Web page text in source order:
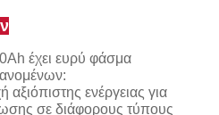
έχει ευρύ φάσμα
ενέργειας για
σε διάφορους τύπους